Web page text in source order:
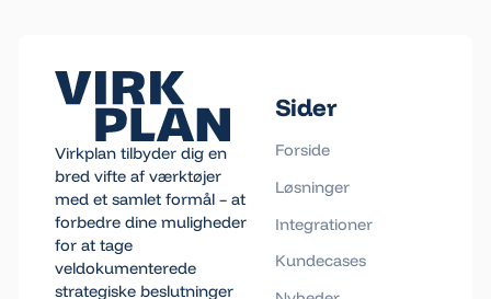
Virkplan tilbyder dig en
bred vifte af værktøjer
med et samlet formål – at
forbedre dine muligheder
for at tage
veldokumenterede
strategiske beslutninger
Sider
Forside
Løsninger
Integrationer
Kundecases